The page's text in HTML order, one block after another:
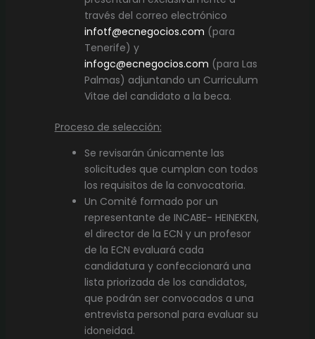
través del correo electrónico
infotf@ecnegocios.com (para
Tenerife) y
infogc@ecnegocios.com (para Las
Palmas) adjuntando un Curriculum
Vitae del candidato a la beca.
Proceso de selección:
Se revisarán únicamente las
solicitudes que cumplan con todos
los requisitos de la convocatoria.
Un Comité formado por un
representante de INCABE- HEINEKEN,
el director de la ECN y un profesor
de la ECN evaluará cada
candidatura y confeccionará una
lista priorizada de los candidatos,
que podrán ser convocados a una
entrevista personal para evaluar su
idoneidad.